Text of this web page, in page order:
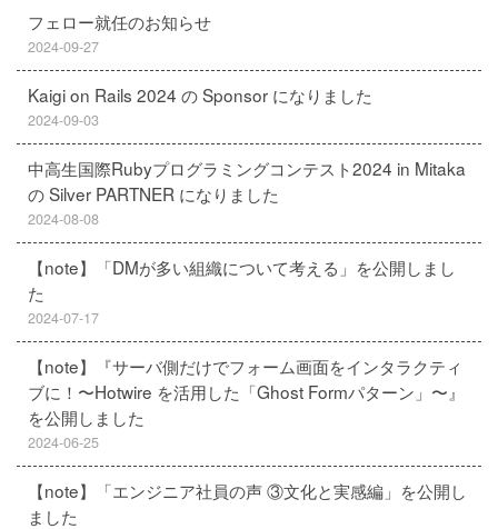
フェロー就任のお知らせ
2024-09-27
Kaigi on Rails 2024 の Sponsor になりました
2024-09-03
中高生国際Rubyプログラミングコンテスト2024 in Mitaka
の Silver PARTNER になりました
2024-08-08
【note】「DMが多い組織について考える」を公開しまし
た
2024-07-17
【note】『サーバ側だけでフォーム画面をインタラクティ
ブに！〜Hotwire を活用した「Ghost Formパターン」〜』
を公開しました
2024-06-25
【note】「エンジニア社員の声 ③文化と実感編」を公開し
ました